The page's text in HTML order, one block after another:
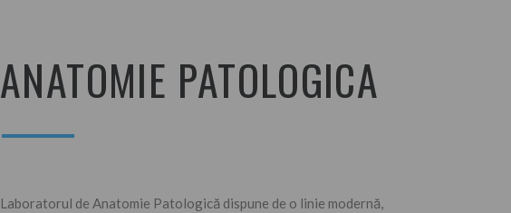
ANATOMIE PATOLOGICA
Laboratorul de Anatomie Patologică dispune de o linie modernă,